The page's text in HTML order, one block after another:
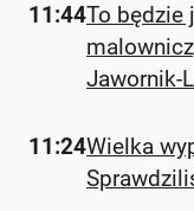
11:44To będzie
Jawornik-
11:24Wielka